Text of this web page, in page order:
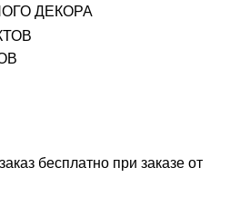
ДЕКОРА
бесплатно при заказе от